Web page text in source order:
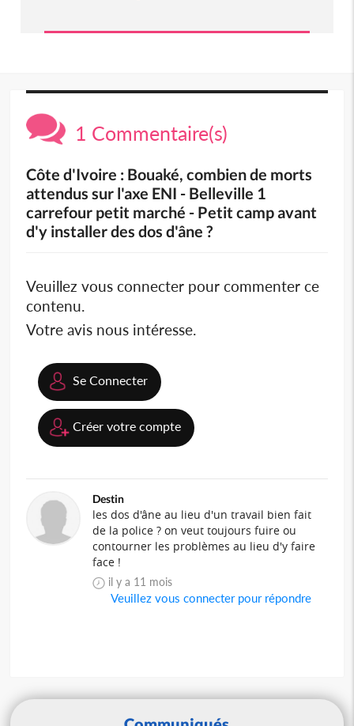
1 Commentaire(s)
Côte d'Ivoire : Bouaké, combien de morts
attendus sur l'axe ENI - Belleville 1
carrefour petit marché - Petit camp avant
d'y installer des dos d'âne ?
Veuillez vous connecter pour commenter ce
contenu.
Votre avis nous intéresse.
Se Connecter
Créer votre compte
Destin
les dos d'âne au lieu d'un travail bien fait
de la police ? on veut toujours fuire ou
contourner les problèmes au lieu d'y faire
face !
il y a 11 mois
Veuillez vous connecter pour répondre